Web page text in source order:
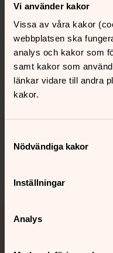
Vi använder kakor
Vissa av våra kakor
webbplatsen ska
analys och kakor som
samt kakor som
länkar vidare till andra
kakor.
Nödvändiga kakor
Inställningar
Analys
Kontakt
Kalender
Hitta snabbt
Sociala kanaler